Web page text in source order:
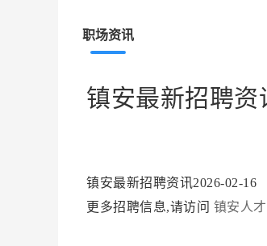
职场资讯
镇安最新招聘资
镇安最新招聘资讯2026-02-16
更多招聘信息,请访问 镇安人才